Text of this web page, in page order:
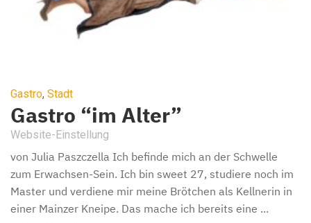
Gastro, Stadt
Gastro “im Alter”
Website-Einstellung
von Julia Paszczella Ich befinde mich an der Schwelle
zum Erwachsen-Sein. Ich bin sweet 27, studiere noch im
Master und verdiene mir meine Brötchen als Kellnerin in
einer Mainzer Kneipe. Das mache ich bereits eine ...